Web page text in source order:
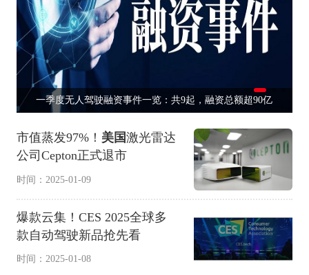
一季度无人驾驶融资事件一览：共9起，融资总额超90亿
市值蒸发97%！ 美国激光雷达
公司Cepton正式退市
时间：2025-01-09
爆款云集！CES 2025全球多
款自动驾驶新品抢先看
时间：2025-01-08